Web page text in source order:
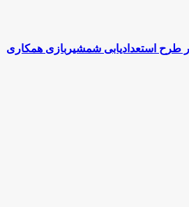
طرح استعدادیابی شمشیربازی همکاری